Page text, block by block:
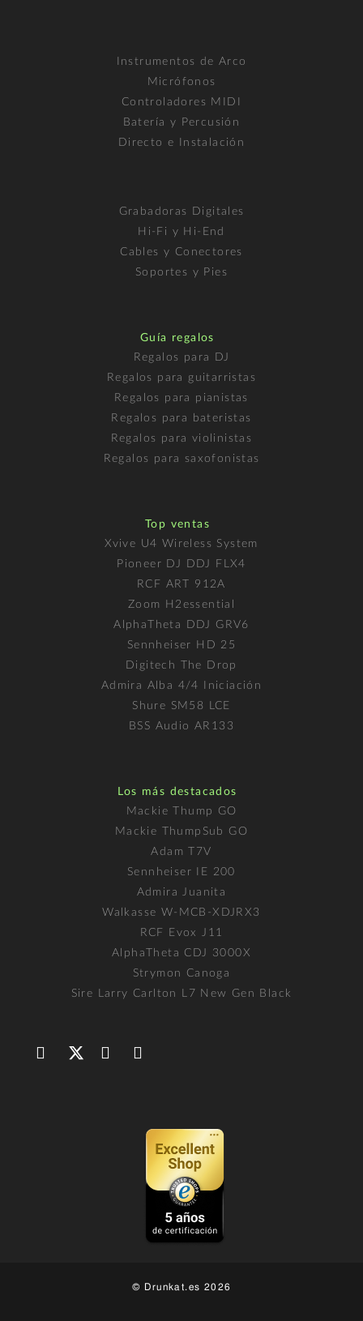
Instrumentos de Arco
Micrófonos
Controladores MIDI
Batería y Percusión
Directo e Instalación
Grabadoras Digitales
Hi-Fi y Hi-End
Cables y Conectores
Soportes y Pies
Guía regalos
Regalos para DJ
Regalos para guitarristas
Regalos para pianistas
Regalos para bateristas
Regalos para violinistas
Regalos para saxofonistas
Top ventas
Xvive U4 Wireless System
Pioneer DJ DDJ FLX4
RCF ART 912A
Zoom H2essential
AlphaTheta DDJ GRV6
Sennheiser HD 25
Digitech The Drop
Admira Alba 4/4 Iniciación
Shure SM58 LCE
BSS Audio AR133
Los más destacados
Mackie Thump GO
Mackie ThumpSub GO
Adam T7V
Sennheiser IE 200
Admira Juanita
Walkasse W-MCB-XDJRX3
RCF Evox J11
AlphaTheta CDJ 3000X
Strymon Canoga
Sire Larry Carlton L7 New Gen Black
© Drunkat.es 2026